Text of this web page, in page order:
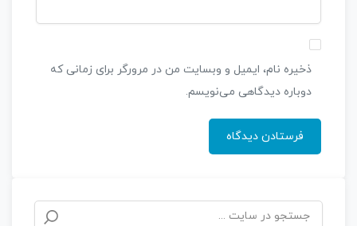
ذخیره نام، ایمیل و وبسایت من در مرورگر برای زمانی که
دوباره دیدگاهی می‌نویسم.